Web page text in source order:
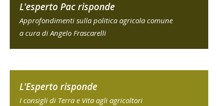
L'esperto Pac risponde
Approfondimenti sulla politica agricola comune
a cura di Angelo Frascarelli
L'Esperto risponde
I consigli di Terra e Vita agli agricoltori